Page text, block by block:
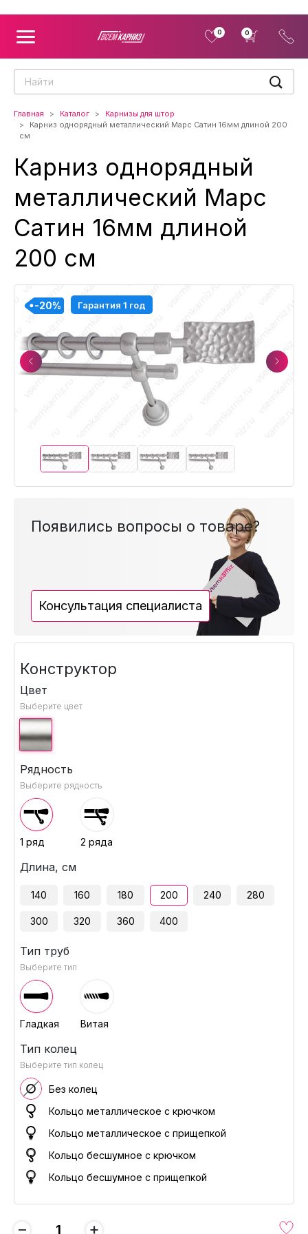
0 0
Главная Каталог
Карнизы для штор
Карниз однорядный металлический Марс Сатин 16мм длиной 200
см
Карниз однорядный
металлический Марс
Сатин 16мм длиной
200 см
Previous
-20% Гарантия 1 год
-20%
-20%
-20%
Next
Появились вопросы о товаре?
Консультация специалиста
Конструктор
Цвет
Выберите цвет
Рядность
Выберите рядность
1 ряд 2 ряда
Длина, см
140 160 180 200 240 280
300 320 360 400
Тип труб
Выберите тип
Гладкая Витая
Тип колец
Выберите тип колец
Без колец
Кольцо металлическое с крючком
Кольцо металлическое с прищепкой
Кольцо бесшумное с крючком
Кольцо бесшумное с прищепкой
− +